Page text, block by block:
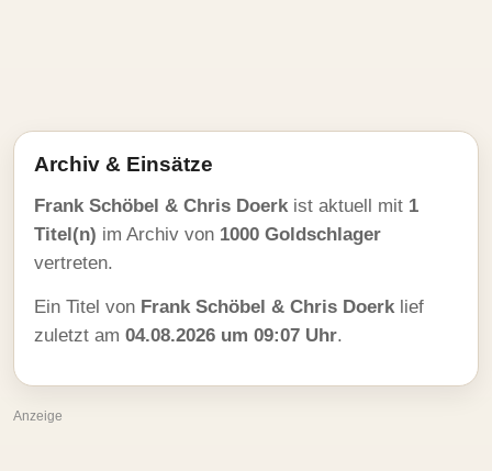
Archiv & Einsätze
Frank Schöbel & Chris Doerkist aktuell mit 1
Titel(n) im Archiv von 1000 Goldschlager
vertreten.
Ein Titel von Frank Schöbel & Chris Doerklief
zuletzt am 04.08.2026 um 09:07 Uhr.
Anzeige